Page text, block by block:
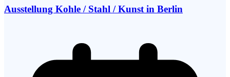
Ausstellung Kohle / Stahl / Kunst in Berlin